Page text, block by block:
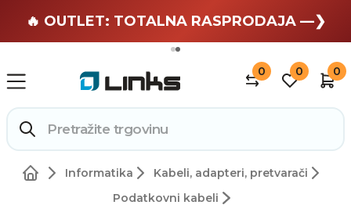
🏄 Zaslužuješ odmor —❯
🔥 OUTLET: TOTALNA RASPRODAJA —❯
0 0 0
Informatika
Kabeli, adapteri, pretvarači
Podatkovni kabeli